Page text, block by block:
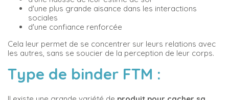
d'une plus grande aisance dans les interactions
sociales
d'une confiance renforcée
Cela leur permet de se concentrer sur leurs relations avec
les autres, sans se soucier de la perception de leur corps.
Type de binder FTM :